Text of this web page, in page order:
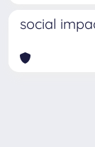
social